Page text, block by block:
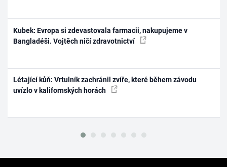
Kubek: Evropa si zdevastovala farmacii, nakupujeme v
Bangladéši. Vojtěch ničí zdravotnictví
Létající kůň: Vrtulník zachránil zvíře, které během závodu
uvízlo v kalifornských horách